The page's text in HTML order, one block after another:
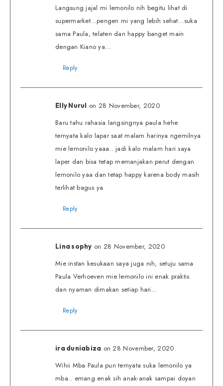
Langsung jajal mi lemonilo nih begitu lihat di
supermarket…pengen mi yang lebih sehat…suka
sama Paula, telaten dan happy banget main
dengan Kiano ya…
Reply
Elly Nurul on 28 November, 2020
Baru tahu rahasia langsingnya paula hehe
ternyata kalo lapar saat malam harinya ngemilnya
mie lemonilo yaaa.. jadi kalo malam hari saya
laper dan bisa tetap memanjakan perut dengan
lemonilo yaa dan tetap happy karena body masih
terlihat bagus ya
Reply
Lina sophy on 28 November, 2020
Mie instan kesukaan saya juga nih, setuju sama
Paula Verhoeven mie lemonilo ini enak praktis
dan nyaman dimakan setiap hari…
Reply
ira duniabiza on 28 November, 2020
Wihii Mba Paula pun ternyata suka lemonilo ya
mba.. emang enak sih anak-anak sampai doyan